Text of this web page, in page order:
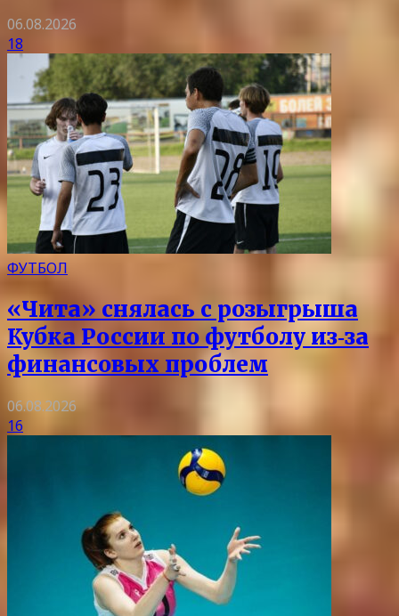
06.08.2026
18
ФУТБОЛ
«Чита» снялась с розыгрыша
Кубка России по футболу из‑за
финансовых проблем
06.08.2026
16